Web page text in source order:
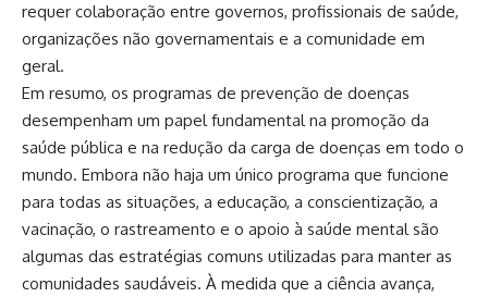
requer colaboração entre governos, profissionais de saúde,
organizações não governamentais e a comunidade em
geral.
Em resumo, os programas de prevenção de doenças
desempenham um papel fundamental na promoção da
saúde pública e na redução da carga de doenças em todo o
mundo. Embora não haja um único programa que funcione
para todas as situações, a educação, a conscientização, a
vacinação, o rastreamento e o apoio à saúde mental são
algumas das estratégias comuns utilizadas para manter as
comunidades saudáveis. À medida que a ciência avança,